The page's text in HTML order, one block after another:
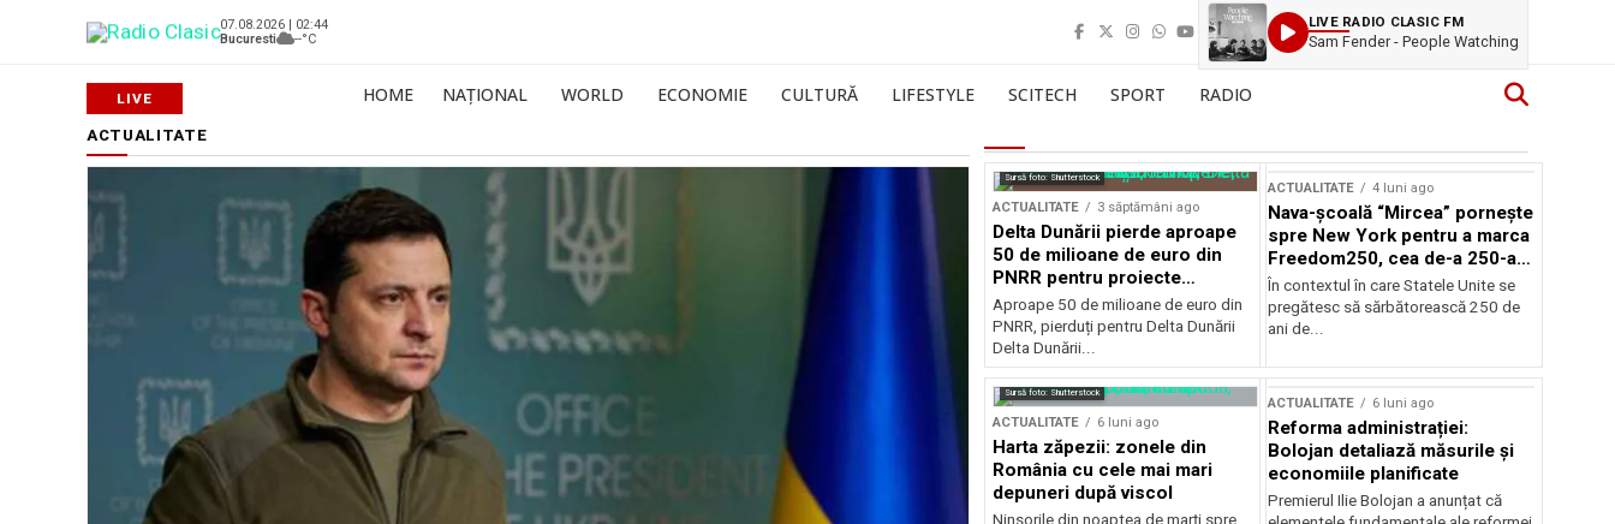
07.08.2026 | 02:44
Bucuresti
--°C
LIVE RADIO CLASIC FM
Sam Fender - People Watching
HOME NAȚIONAL WORLD ECONOMIE CULTURĂ LIFESTYLE SCITECH SPORT RADIO
ACTUALITATE
Sursă foto: Shutterstock
ACTUALITATE 3 săptămâni ago
Delta Dunării pierde aproape
50 de milioane de euro din
PNRR pentru proiecte
esențiale
Aproape 50 de milioane de euro din
PNRR, pierduți pentru Delta Dunării
Delta Dunării...
ACTUALITATE 4 luni ago
Nava-școală “Mircea” pornește
spre New York pentru a marca
Freedom250, cea de-a 250-a
aniversare a Statelor Unite
În contextul în care Statele Unite se
pregătesc să sărbătorească 250 de
ani de...
Sursă foto: Shutterstock
ACTUALITATE 6 luni ago
Harta zăpezii: zonele din
România cu cele mai mari
depuneri după viscol
Ninsorile din noaptea de marți spre
ACTUALITATE 6 luni ago
Reforma administrației:
Bolojan detaliază măsurile și
economiile planificate
Premierul Ilie Bolojan a anunțat că